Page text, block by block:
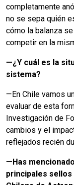
completamente
no se sepa quién
cómo la balanza
competir en la
—¿Y cuál es la
sistema?
—En Chile vamos
evaluar de esta
Investigación de
cambios y el
reflejados recién
—Has
principales